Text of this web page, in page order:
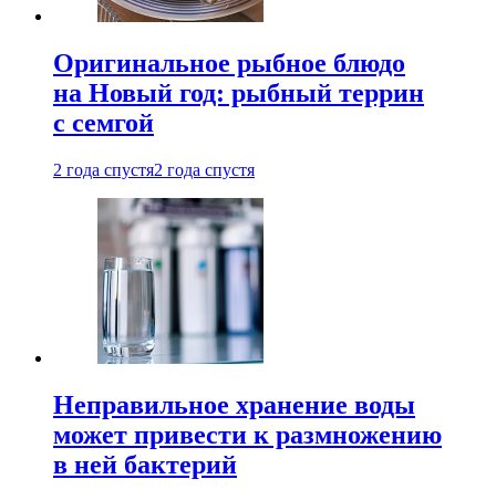
Оригинальное рыбное блюдо
на Новый год: рыбный террин
с семгой
2 года спустя2 года спустя
Неправильное хранение воды
может привести к размножению
в ней бактерий